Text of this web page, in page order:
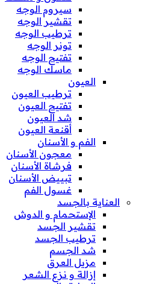
سيروم الوجه
تقشير الوجه
ترطيب الوجه
تونر الوجه
تفتيح الوجه
ماسك الوجه
العيون
ترطيب العيون
تفتيح العيون
شد العيون
أقنعة العيون
الفم و الأسنان
معجون الأسنان
فرشاة الأسنان
تبييض الأسنان
غسول الفم
العناية بالجسد
الإستحمام و الدوش
تقشير الجسد
ترطيب الجسد
شد الجسم
مزيل العرق
إزالة و نزع الشعر